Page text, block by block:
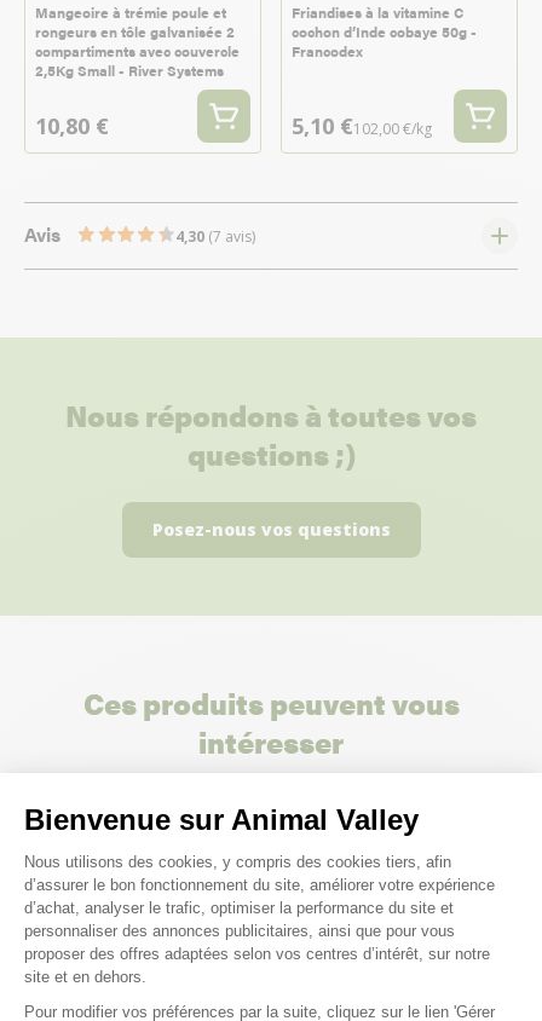
Bienvenue sur Animal Valley
Plateforme de Gestion du
Nous utilisons des cookies, y compris des cookies tiers, afin
d’assurer le bon fonctionnement du site, améliorer votre expérience
d’achat, analyser le trafic, optimiser la performance du site et
personnaliser des annonces publicitaires, ainsi que pour vous
proposer des offres adaptées selon vos centres d’intérêt, sur notre
site et en dehors.
Pour modifier vos préférences par la suite, cliquez sur le lien 'Gérer
Mangeoire à trémie poule et
rongeurs en tôle galvanisée 2
compartiments avec couvercle
2,5Kg Small - River Systems
10,80 €
Friandises à la vitamine C
cochon d’Inde cobaye 50g -
Francodex
5,10 €102,00 €/kg
Avis 4,30 (7 avis)
Nous répondons à toutes vos
questions ;)
Posez-nous vos questions
Ces produits peuvent vous
intéresser